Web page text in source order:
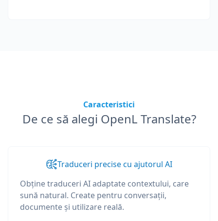
Caracteristici
De ce să alegi OpenL Translate?
Traduceri precise cu ajutorul AI
Obține traduceri AI adaptate contextului, care
sună natural. Create pentru conversații,
documente și utilizare reală.